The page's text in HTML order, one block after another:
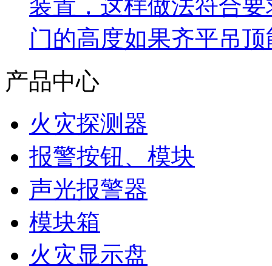
装置，这样做法符合
门的高度如果齐平吊
产品中心
火灾探测器
报警按钮、模块
声光报警器
模块箱
火灾显示盘